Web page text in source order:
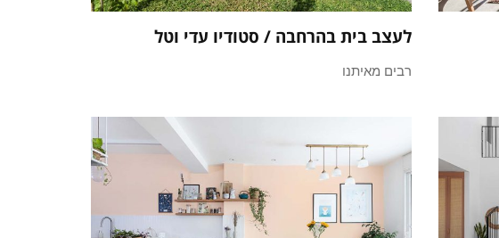
לעצב בית בהרחבה / סטודיו עדי וטל
רבים מאיתנו